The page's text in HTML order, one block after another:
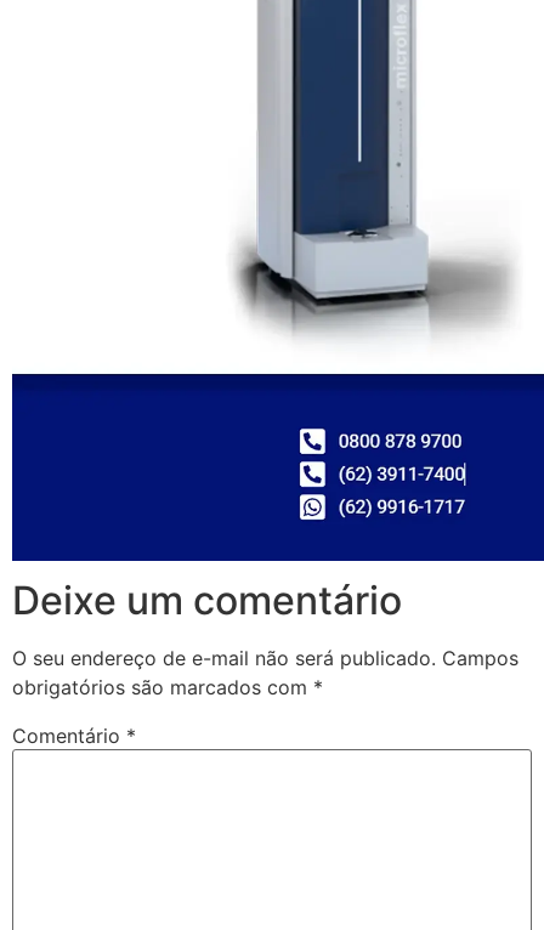
Deixe um comentário
O seu endereço de e-mail não será publicado. Campos
obrigatórios são marcados com *
Comentário *